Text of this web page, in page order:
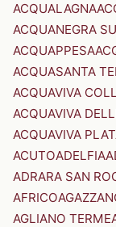
ACQUALAGNA
ACQUANEGRA
ACQUAPPESA
ACQUASANTA
ACQUAVIVA
ACQUAVIVA
ACQUAVIVA
ACUTOADELFIA
ADRARA SAN
AFRICO
AGLIANO TERME